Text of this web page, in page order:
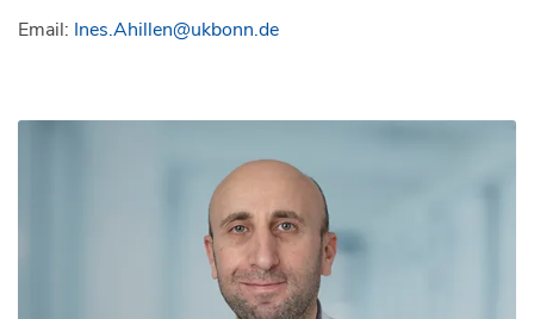
Email: Ines.Ahillen@ukbonn.de